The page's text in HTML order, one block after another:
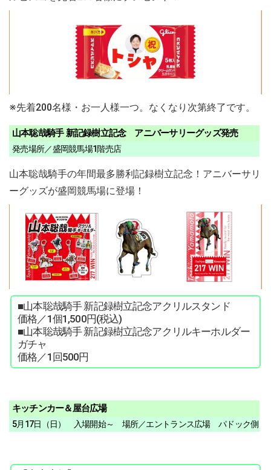
※先着200名様・お一人様一つ。なくなり次第終了です。
山本聡哉騎手 新記録樹立記念 アニバーサリーグッズ発売
発売場所／盛岡競馬場1階売店
山本聡哉騎手の年間最多勝利記録樹立記念！アニバーサリ
ーグッズが盛岡競馬場に登場！
■山本聡哉騎手 新記録樹立記念アクリルスタンド
価格／1個1,500円(税込)
■山本聡哉騎手 新記録樹立記念アクリルキーホルダー
ガチャ
価格／1回500円
キッチンカー＆屋台広場
5月17日（日） 入場開始～ 場所／エントランス広場 パドック側